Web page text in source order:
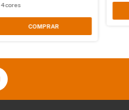
4 cores
COMPRAR